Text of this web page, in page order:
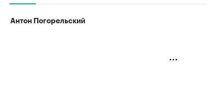
Антон Погорельский